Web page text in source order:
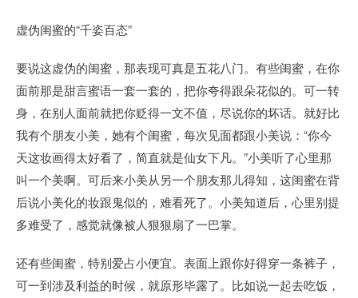
虚伪闺蜜的“千姿百态”
要说这虚伪的闺蜜，那表现可真是五花八门。有些闺蜜，在你
面前那是甜言蜜语一套一套的，把你夸得跟朵花似的。可一转
身，在别人面前就把你贬得一文不值，尽说你的坏话。就好比
我有个朋友小美，她有个闺蜜，每次见面都跟小美说：“你今
天这妆画得太好看了，简直就是仙女下凡。”小美听了心里那
叫一个美啊。可后来小美从另一个朋友那儿得知，这闺蜜在背
后说小美化的妆跟鬼似的，难看死了。小美知道后，心里别提
多难受了，感觉就像被人狠狠扇了一巴掌。
还有些闺蜜，特别爱占小便宜。表面上跟你好得穿一条裤子，
可一到涉及利益的时候，就原形毕露了。比如说一起去吃饭，